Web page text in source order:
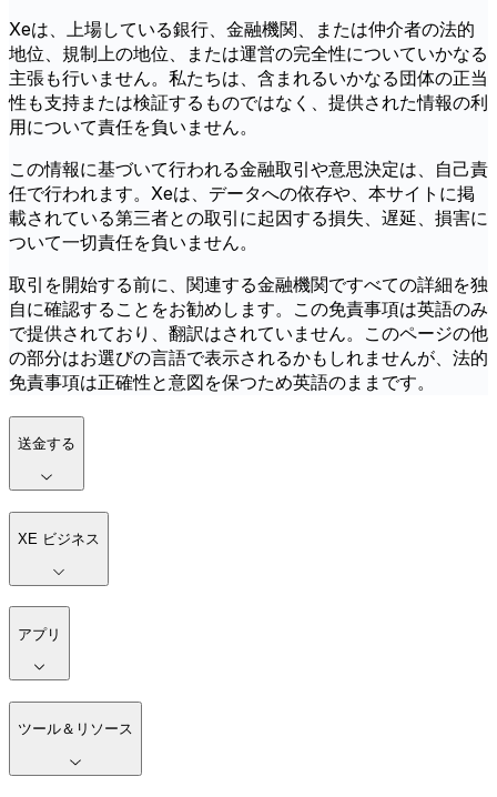
Xeは、上場している銀行、金融機関、または仲介者の法的
地位、規制上の地位、または運営の完全性についていかなる
主張も行いません。私たちは、含まれるいかなる団体の正当
性も支持または検証するものではなく、提供された情報の利
用について責任を負いません。
この情報に基づいて行われる金融取引や意思決定は、自己責
任で行われます。Xeは、データへの依存や、本サイトに掲
載されている第三者との取引に起因する損失、遅延、損害に
ついて一切責任を負いません。
取引を開始する前に、関連する金融機関ですべての詳細を独
自に確認することをお勧めします。この免責事項は英語のみ
で提供されており、翻訳はされていません。このページの他
の部分はお選びの言語で表示されるかもしれませんが、法的
免責事項は正確性と意図を保つため英語のままです。
送金する
XE ビジネス
アプリ
ツール＆リソース